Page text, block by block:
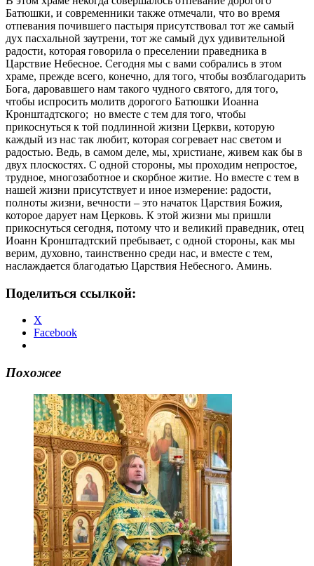
Батюшки, и современники также отмечали, что во время
отпевания почившего пастыря присутствовал тот же самый
дух пасхальной заутрени, тот же самый дух удивительной
радости, которая говорила о преселении праведника в
Царствие Небесное. Сегодня мы с вами собрались в этом
храме, прежде всего, конечно, для того, чтобы возблагодарить
Бога, даровавшего нам такого чудного святого, для того,
чтобы испросить молитв дорогого Батюшки Иоанна
Кронштадтского; но вместе с тем для того, чтобы
прикоснуться к той подлинной жизни Церкви, которую
каждый из нас так любит, которая согревает нас светом и
радостью. Ведь, в самом деле, мы, христиане, живем как бы в
двух плоскостях. С одной стороны, мы проходим непростое,
трудное, многозаботное и скорбное житие. Но вместе с тем в
нашей жизни присутствует и иное измерение: радости,
полноты жизни, вечности – это начаток Царствия Божия,
которое дарует нам Церковь. К этой жизни мы пришли
прикоснуться сегодня, потому что и великий праведник, отец
Иоанн Кронштадтский пребывает, с одной стороны, как мы
верим, духовно, таинственно среди нас, и вместе с тем,
наслаждается благодатью Царствия Небесного. Аминь.
Поделиться ссылкой:
X
Facebook
Похожее